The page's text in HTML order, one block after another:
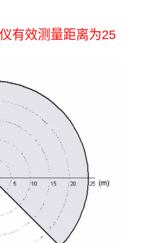
效测量距离为25